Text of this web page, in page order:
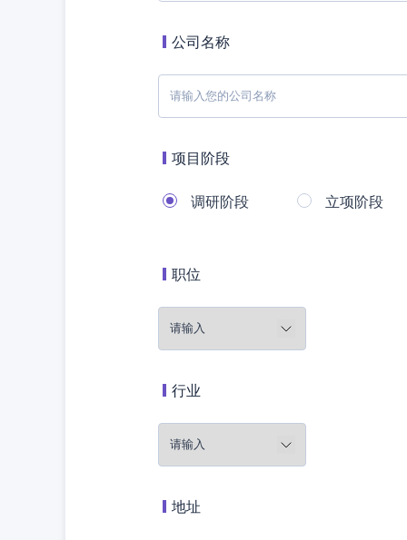
公司名称
项目阶段
调研阶段 立项阶段
职位
行业
地址